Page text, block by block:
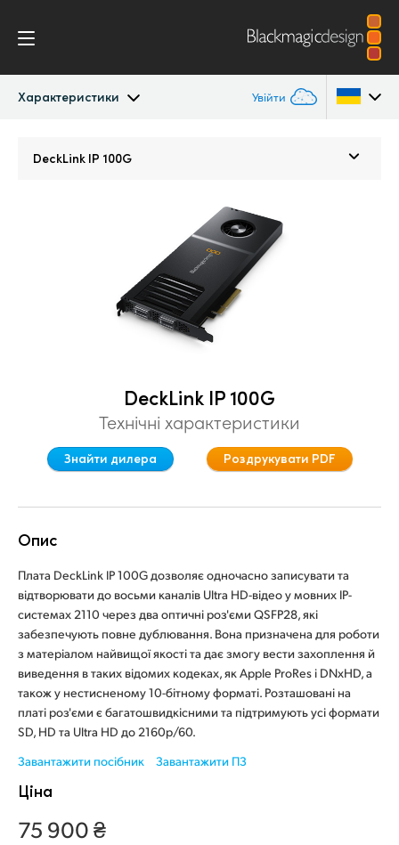
Характеристики Увійти
Finland
France
India
Italy
Japan
Mexico
Malaysia
New Zealand
DeckLink IP 100G
DeckLink IP 100G
Технічні характеристики
Знайти дилера Роздрукувати PDF
Опис
Плата DeckLink IP 100G дозволяє одночасно записувати та
відтворювати до восьми каналів Ultra HD-відео у мовних IP-
системах 2110 через два оптичні роз'єми QSFP28, які
забезпечують повне дублювання. Вона призначена для роботи
з матеріалом найвищої якості та дає змогу вести захоплення й
виведення в таких відомих кодеках, як Apple ProRes і DNxHD, а
також у нестисненому 10-бітному форматі. Розташовані на
платі роз'єми є багатошвидкісними та підтримують усі формати
SD, HD та Ultra HD до 2160p/60.
Завантажити посібник
Завантажити ПЗ
Ціна
75 900 ₴